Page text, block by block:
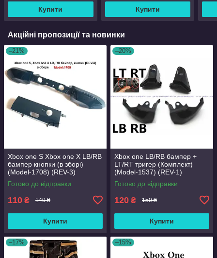
Купити Купити
Акційні пропозиції та новинки
–21%
Xbox one S Xbox one X LB/RB
бампер кнопки (в зборі)
(Model-1708) (REV-3)
Готово до відправки
110 ₴ 140 ₴
Купити
–20%
Xbox one LB/RB бампер +
LT/RT тригер (Комплект)
(Model-1537) (REV-1)
Готово до відправки
120 ₴ 150 ₴
Купити
–17% –15%